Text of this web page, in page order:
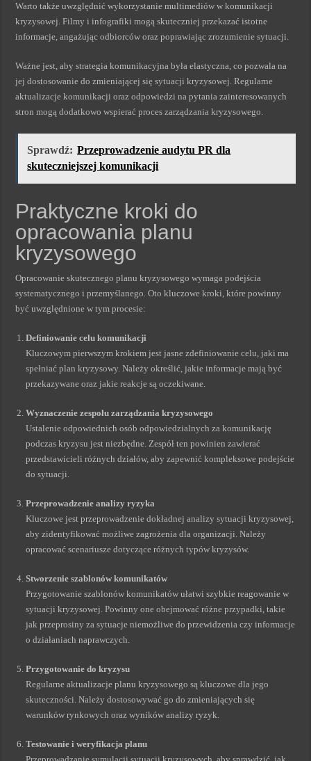
Warto także uwzględnić wykorzystanie multimediów w komunikacji
kryzysowej. Filmy i infografiki mogą skuteczniej przekazać istotne
informacje, angażując odbiorców oraz poprawiając zrozumienie sytuacji.
Ważne jest, aby strategia komunikacyjna była elastyczna, co pozwala na
jej dostosowanie do zmieniającej się sytuacji kryzysowej. Regularne
aktualizacje komunikacji oraz odpowiedzi na pytania zainteresowanych
stron mogą dodatkowo wspierać proces zarządzania kryzysowego.
Sprawdź: Przeprowadzenie audytu PR dla
skuteczniejszej komunikacji
Praktyczne kroki do
opracowania planu
kryzysowego
Opracowanie skutecznego planu kryzysowego wymaga podejścia
systematycznego i przemyślanego. Oto kluczowe kroki, które powinny
być uwzględnione w tym procesie:
Definiowanie celu komunikacji
Kluczowym pierwszym krokiem jest jasne zdefiniowanie celu, jaki ma
spełniać plan kryzysowy. Należy określić, jakie informacje mają być
przekazywane oraz jakie reakcje są oczekiwane.
Wyznaczenie zespołu zarządzania kryzysowego
Ustalenie odpowiednich osób odpowiedzialnych za komunikację
podczas kryzysu jest niezbędne. Zespół ten powinien zawierać
przedstawicieli różnych działów, aby zapewnić kompleksowe podejście
do sytuacji.
Przeprowadzenie analizy ryzyka
Kluczowe jest przeprowadzenie dokładnej analizy sytuacji kryzysowej,
aby zidentyfikować możliwe zagrożenia dla organizacji. Należy
opracować scenariusze dotyczące różnych typów kryzysów.
Stworzenie szablonów komunikatów
Przygotowanie szablonów komunikatów ułatwi szybkie reagowanie w
sytuacji kryzysowej. Powinny one obejmować różne przypadki, takie
jak przeprosiny za sytuacje niemożliwe do przewidzenia czy informacje
o działaniach naprawczych.
Przygotowanie do kryzysu
Regularne aktualizacje planu kryzysowego są kluczowe dla jego
skuteczności. Należy dostosowywać go do zmieniających się
warunków rynkowych oraz wyników analizy ryzyk.
Testowanie i weryfikacja planu